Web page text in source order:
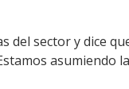
del sector y dice
asumiendo